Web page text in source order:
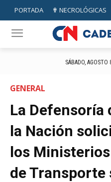
PORTADA ✟ NECROLÓGICAS
SÁBADO, AGOSTO
GENERAL
La Defensoría
la Nación
los
de Transporte